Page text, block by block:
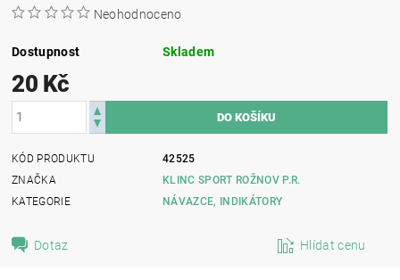
Neohodnoceno
Dostupnost Skladem
20 Kč
KÓD PRODUKTU
42525
ZNAČKA
KLINC SPORT ROŽNOV P.R.
KATEGORIE
NÁVAZCE, INDIKÁTORY
Dotaz Hlídat cenu